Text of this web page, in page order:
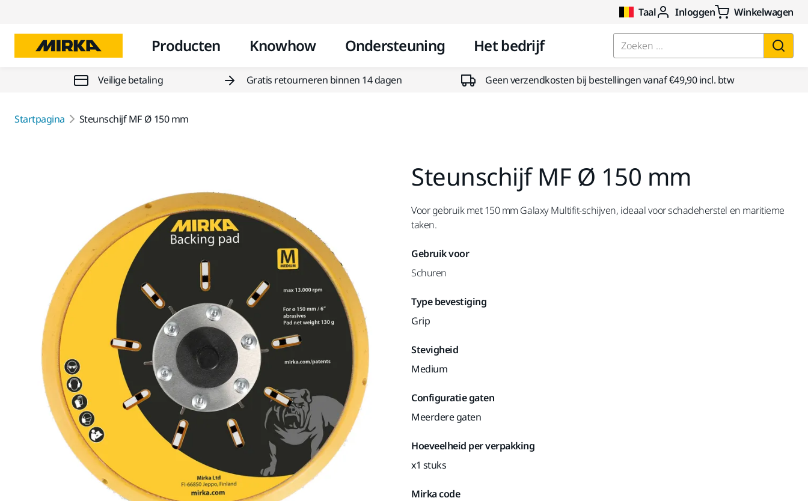
Taal Inloggen Winkelwagen
Producten Knowhow Ondersteuning Het bedrijf Zoeken ...
Veilige betaling Gratis retourneren binnen 14 dagen Geen verzendkosten bij bestellingen vanaf €49,90 incl. btw
Startpagina Steunschijf MF Ø 150 mm
Steunschijf MF Ø 150 mm
Voor gebruik met 150 mm Galaxy Multifit-schijven, ideaal voor schadeherstel en maritieme
taken.
Gebruik voor
Schuren
Type bevestiging
Grip
Stevigheid
Medium
Configuratie gaten
Meerdere gaten
Hoeveelheid per verpakking
x1 stuks
Mirka code